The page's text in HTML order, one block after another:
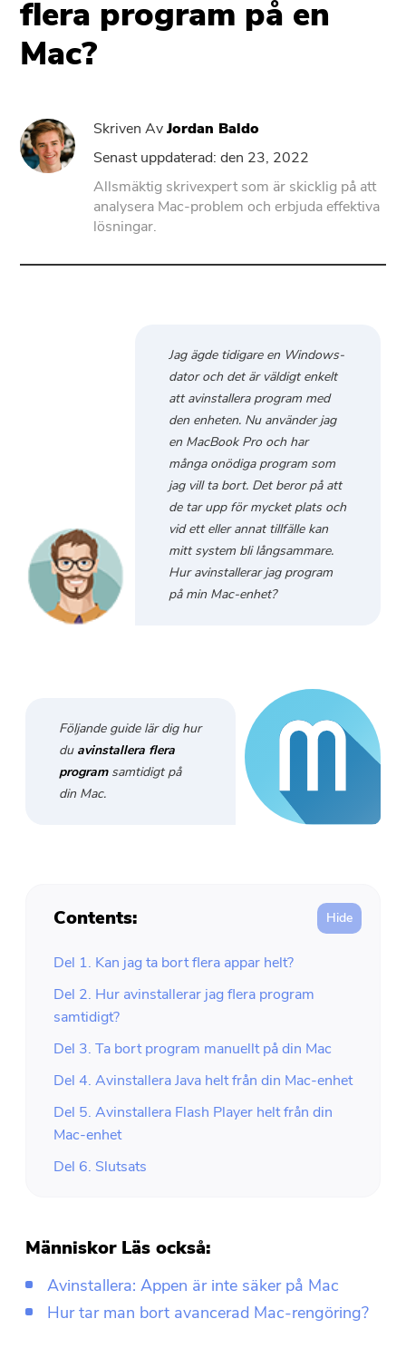
PowerUninstall
Screen Recorder
PDF-kompressor
ONLINE
Free Video Editor
Gratis fotokompressor
Gratis PDF-kompressor
flera program på en
Mac?
Skriven AvJordan Baldo
Senast uppdaterad: den 23, 2022
Allsmäktig skrivexpert som är skicklig på att
analysera Mac-problem och erbjuda effektiva
lösningar.
Jag ägde tidigare en Windows-
dator och det är väldigt enkelt
att avinstallera program med
den enheten. Nu använder jag
en MacBook Pro och har
många onödiga program som
jag vill ta bort. Det beror på att
de tar upp för mycket plats och
vid ett eller annat tillfälle kan
mitt system bli långsammare.
Hur avinstallerar jag program
på min Mac-enhet?
Följande guide lär dig hur
du avinstallera flera
programsamtidigt på
din Mac.
Contents:
Del 1. Kan jag ta bort flera appar helt?
Del 2. Hur avinstallerar jag flera program
samtidigt?
Del 3. Ta bort program manuellt på din Mac
Del 4. Avinstallera Java helt från din Mac-enhet
Del 5. Avinstallera Flash Player helt från din
Mac-enhet
Del 6. Slutsats
Människor Läs också:
Avinstallera: Appen är inte säker på Mac
Hur tar man bort avancerad Mac-rengöring?